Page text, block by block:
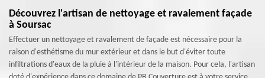
Découvrez l'artisan de nettoyage et ravalement façade
à Soursac
Effectuer un nettoyage et ravalement de façade est nécessaire pour la
raison d'esthétisme du mur extérieur et dans le but d'éviter toute
infiltrations d'eaux de la pluie à l'intérieur de la maison. Pour cela, l'artisan